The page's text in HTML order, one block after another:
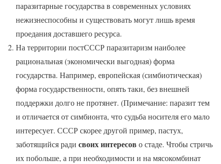
паразитарные государства в современных условиях
нежизнеспособны и существовать могут лишь время
проедания доставшего ресурса.
На территории постСССР паразитаризм наиболее
рациональная (экономически выгодная) форма
государства. Например, европейская (симбиотическая)
форма государственности, опять таки, без внешней
поддержки долго не протянет. (Примечание: паразит тем
и отличается от симбионта, что судьба носителя его мало
интересует. СССР скорее другой пример, пастух,
заботящийся ради своих интересов о стаде. Чтобы стричь
их побольше, а при необходимости и на мясокомбинат